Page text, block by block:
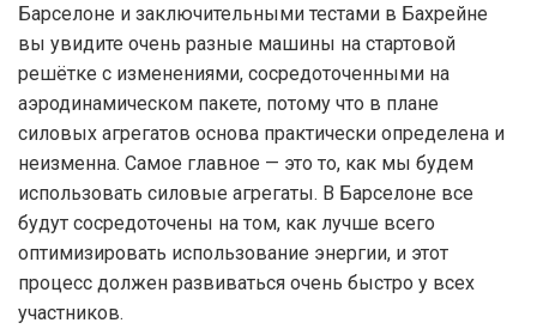
Барселоне и заключительными тестами в Бахрейне
вы увидите очень разные машины на стартовой
решётке с изменениями, сосредоточенными на
аэродинамическом пакете, потому что в плане
силовых агрегатов основа практически определена и
неизменна. Самое главное — это то, как мы будем
использовать силовые агрегаты. В Барселоне все
будут сосредоточены на том, как лучше всего
оптимизировать использование энергии, и этот
процесс должен развиваться очень быстро у всех
участников.